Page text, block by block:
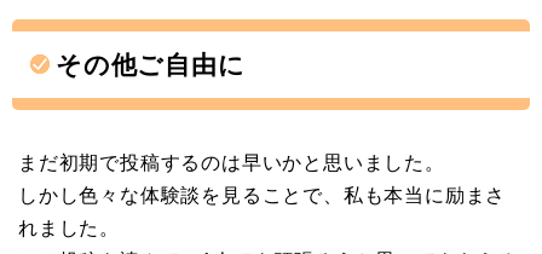
その他ご自由に
まだ初期で投稿するのは早いかと思いました。
しかし色々な体験談を見ることで、私も本当に励まさ
れました。